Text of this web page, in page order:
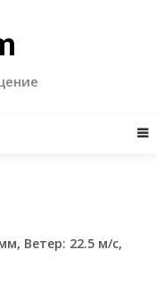
Ветер: 22.5 м/с,